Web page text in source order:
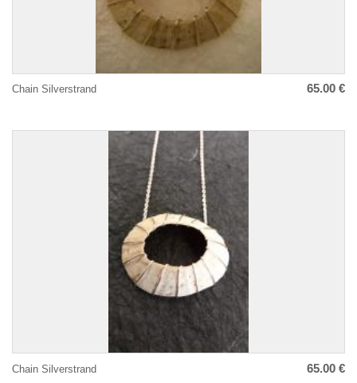
Chain Silverstrand 65.00 €
Chain Silverstrand 65.00 €